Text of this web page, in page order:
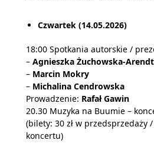
Czwartek (14.05.2026)
18:00 Spotkania autorskie /
– Agnieszka Żuchowska-Arendt
– Marcin Mokry
– Michalina Cendrowska
Prowadzenie: Rafał Gawin
20.30 Muzyka na Buumie –
(bilety: 30 zł w przedsprzedaży
koncertu)